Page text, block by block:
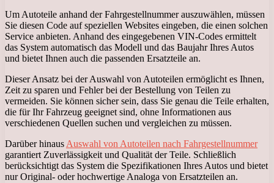
Um Autoteile anhand der Fahrgestellnummer auszuwählen, müssen
Sie diesen Code auf speziellen Websites eingeben, die einen solchen
Service anbieten. Anhand des eingegebenen VIN-Codes ermittelt
das System automatisch das Modell und das Baujahr Ihres Autos
und bietet Ihnen auch die passenden Ersatzteile an.
Dieser Ansatz bei der Auswahl von Autoteilen ermöglicht es Ihnen,
Zeit zu sparen und Fehler bei der Bestellung von Teilen zu
vermeiden. Sie können sicher sein, dass Sie genau die Teile erhalten,
die für Ihr Fahrzeug geeignet sind, ohne Informationen aus
verschiedenen Quellen suchen und vergleichen zu müssen.
Darüber hinaus Auswahl von Autoteilen nach Fahrgestellnummer
garantiert Zuverlässigkeit und Qualität der Teile. Schließlich
berücksichtigt das System die Spezifikationen Ihres Autos und bietet
nur Original- oder hochwertige Analoga von Ersatzteilen an.